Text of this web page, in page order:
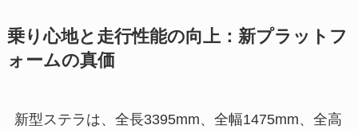
乗り心地と走行性能の向上：新プラットフ
ォームの真価
新型ステラは、全長3395mm、全幅1475mm、全高